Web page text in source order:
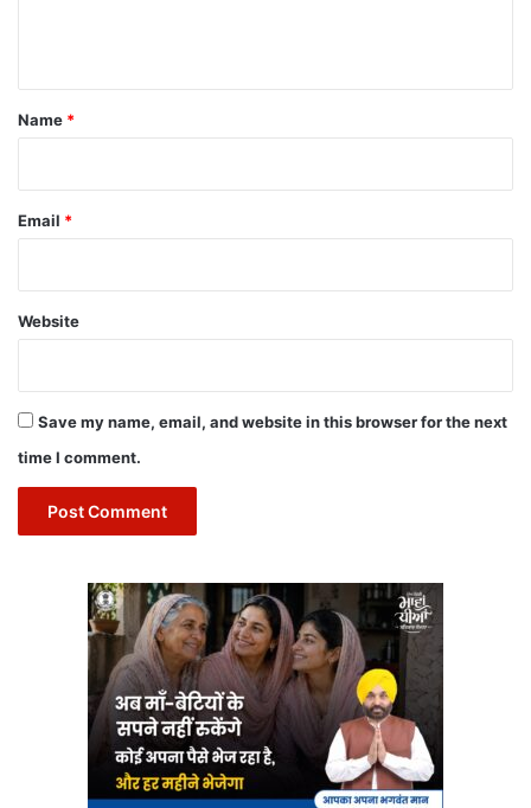
*
Name *
Email *
Website
Save my name, email, and website in this browser for the next
time I comment.